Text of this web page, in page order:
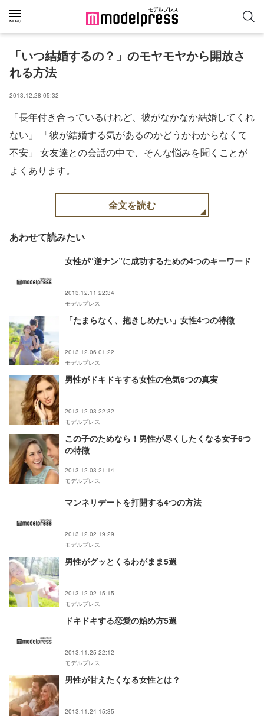
「いつ結婚するの？」のモヤモヤから開放さ
れる方法
2013.12.28 05:32
「長年付き合っているけれど、彼がなかなか結婚してくれ
ない」 「彼が結婚する気があるのかどうかわからなくて
不安」 女友達との会話の中で、そんな悩みを聞くことが
よくあります。
全文を読む
あわせて読みたい
女性が“逆ナン”に成功するための4つのキーワード
2013.12.11 22:34
モデルプレス
「たまらなく、抱きしめたい」女性4つの特徴
2013.12.06 01:22
モデルプレス
男性がドキドキする女性の色気6つの真実
2013.12.03 22:32
モデルプレス
この子のためなら！男性が尽くしたくなる女子6つ
の特徴
2013.12.03 21:14
モデルプレス
マンネリデートを打開する4つの方法
2013.12.02 19:29
モデルプレス
男性がグッとくるわがまま5選
2013.12.02 15:15
モデルプレス
ドキドキする恋愛の始め方5選
2013.11.25 22:12
モデルプレス
男性が甘えたくなる女性とは？
2013.11.24 15:35